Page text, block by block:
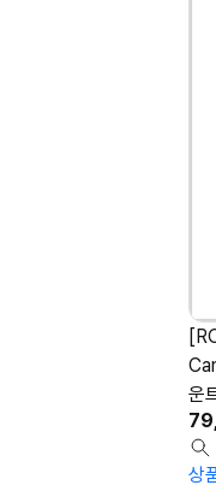
운
상